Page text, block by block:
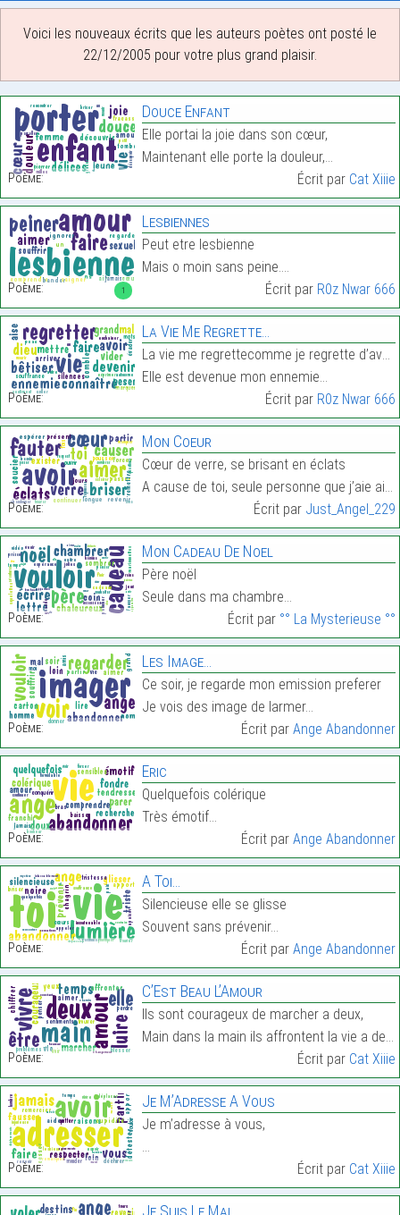
Voici les nouveaux écrits que les auteurs poètes ont posté le
22/12/2005 pour votre plus grand plaisir.
Poème:
Douce Enfant
Elle portai la joie dans son cœur,
Maintenant elle porte la douleur,…
Écrit par Cat Xiiie
1
Poème:
Lesbiennes
Peut etre lesbienne
Mais o moin sans peine.…
Écrit par R0z Nwar 666
Poème:
La Vie Me Regrette…
La vie me regrettecomme je regrette d’avoir connu
Elle est devenue mon ennemie…
Écrit par R0z Nwar 666
Poème:
Mon Coeur
Cœur de verre, se brisant en éclats
A cause de toi, seule personne que j’aie aimée…
Écrit par Just_Angel_229
Poème:
Mon Cadeau De Noel
Père noël
Seule dans ma chambre…
Écrit par °° La Mysterieuse °°
Poème:
Les Image…
Ce soir, je regarde mon emission preferer
Je vois des image de larmer…
Écrit par Ange Abandonner
Poème:
Eric
Quelquefois colérique
Très émotif…
Écrit par Ange Abandonner
Poème:
A Toi…
Silencieuse elle se glisse
Souvent sans prévenir…
Écrit par Ange Abandonner
Poème:
C’Est Beau L’Amour
Ils sont courageux de marcher a deux,
Main dans la main ils affrontent la vie a deux,…
Écrit par Cat Xiiie
Poème:
Je M’Adresse A Vous
Je m’adresse à vous,
…
Écrit par Cat Xiiie
Je Suis Le Mal